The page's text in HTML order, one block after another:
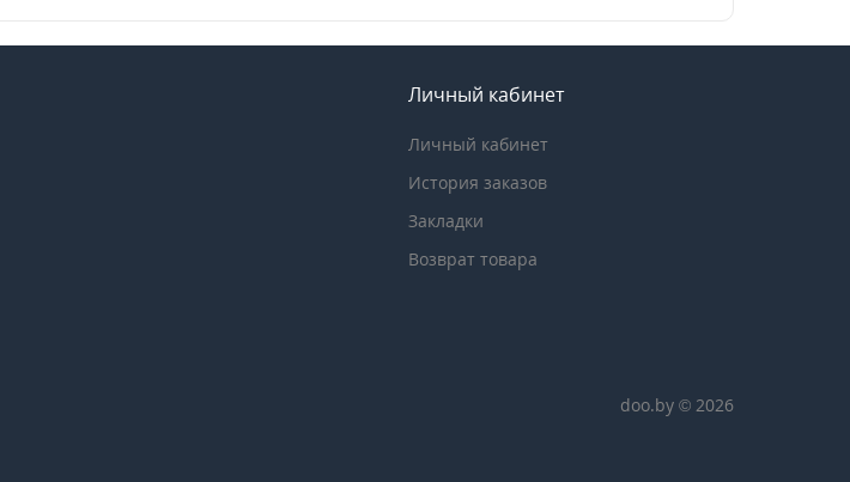
Личный кабинет
Личный кабинет
История заказов
Закладки
Возврат товара
doo.by © 2026